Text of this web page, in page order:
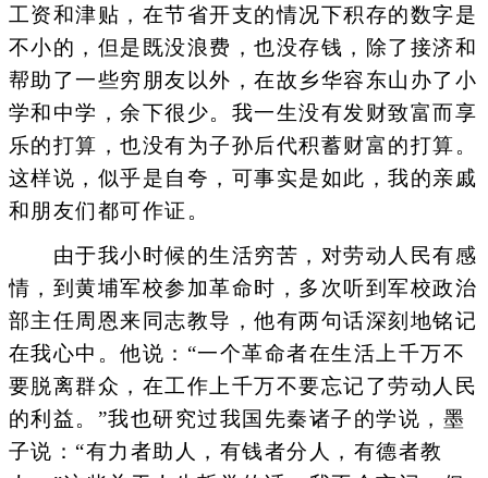
工资和津贴，在节省开支的情况下积存的数字是
不小的，但是既没浪费，也没存钱，除了接济和
帮助了一些穷朋友以外，在故乡华容东山办了小
学和中学，余下很少。我一生没有发财致富而享
乐的打算，也没有为子孙后代积蓄财富的打算。
这样说，似乎是自夸，可事实是如此，我的亲戚
和朋友们都可作证。
由于我小时候的生活穷苦，对劳动人民有感
情，到黄埔军校参加革命时，多次听到军校政治
部主任周恩来同志教导，他有两句话深刻地铭记
在我心中。他说：“一个革命者在生活上千万不
要脱离群众，在工作上千万不要忘记了劳动人民
的利益。”我也研究过我国先秦诸子的学说，墨
子说：“有力者助人，有钱者分人，有德者教